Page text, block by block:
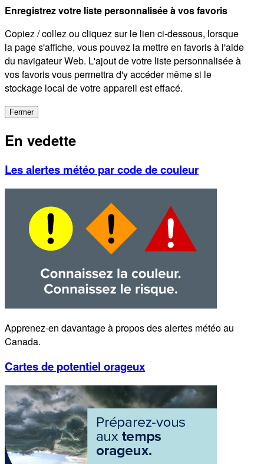
Enregistrez votre liste personnalisée à vos favoris
Copiez / collez ou cliquez sur le lien ci-dessous, lorsque
la page s'affiche, vous pouvez la mettre en favoris à l'aide
du navigateur Web. L'ajout de votre liste personnalisée à
vos favoris vous permettra d'y accéder même si le
stockage local de votre appareil est effacé.
Fermer
En vedette
Les alertes météo par code de couleur
Apprenez-en davantage à propos des alertes météo au
Canada.
Cartes de potentiel orageux